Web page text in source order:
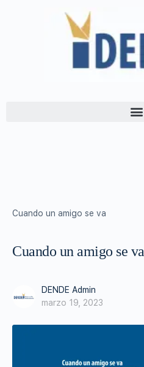
Cuando un amigo se va
Cuando un amigo se va
DENDE Admin
marzo 19, 2023